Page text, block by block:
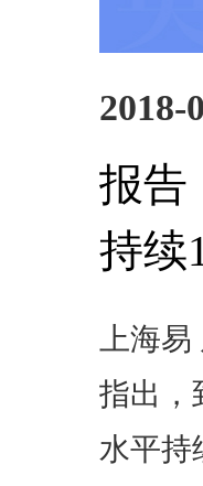
2018-
报告
持续
上海
指出，
水平持